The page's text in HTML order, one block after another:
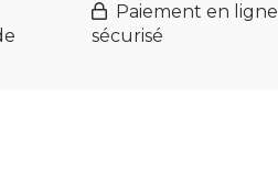
Paiement en ligne
sécurisé